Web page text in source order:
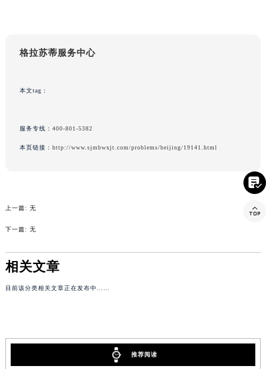
格拉苏蒂服务中心
本文tag：
服务专线： 400-801-5382
本页链接： http://www.sjmbwxjt.com/problems/beijing/19141.html
上一篇: 无
下一篇: 无
相关文章
目前该分类相关文章正在发布中……
推荐阅读

